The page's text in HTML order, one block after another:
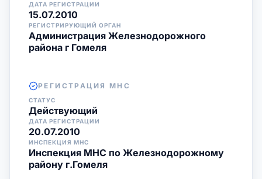
ДАТА РЕГИСТРАЦИИ
15.07.2010
РЕГИСТРИРУЮЩИЙ ОРГАН
Администрация Железнодорожного
района г Гомеля
РЕГИСТРАЦИЯ МНС
СТАТУС
Действующий
ДАТА РЕГИСТРАЦИИ
20.07.2010
ИНСПЕКЦИЯ МНС
Инспекция МНС по Железнодорожному
району г.Гомеля